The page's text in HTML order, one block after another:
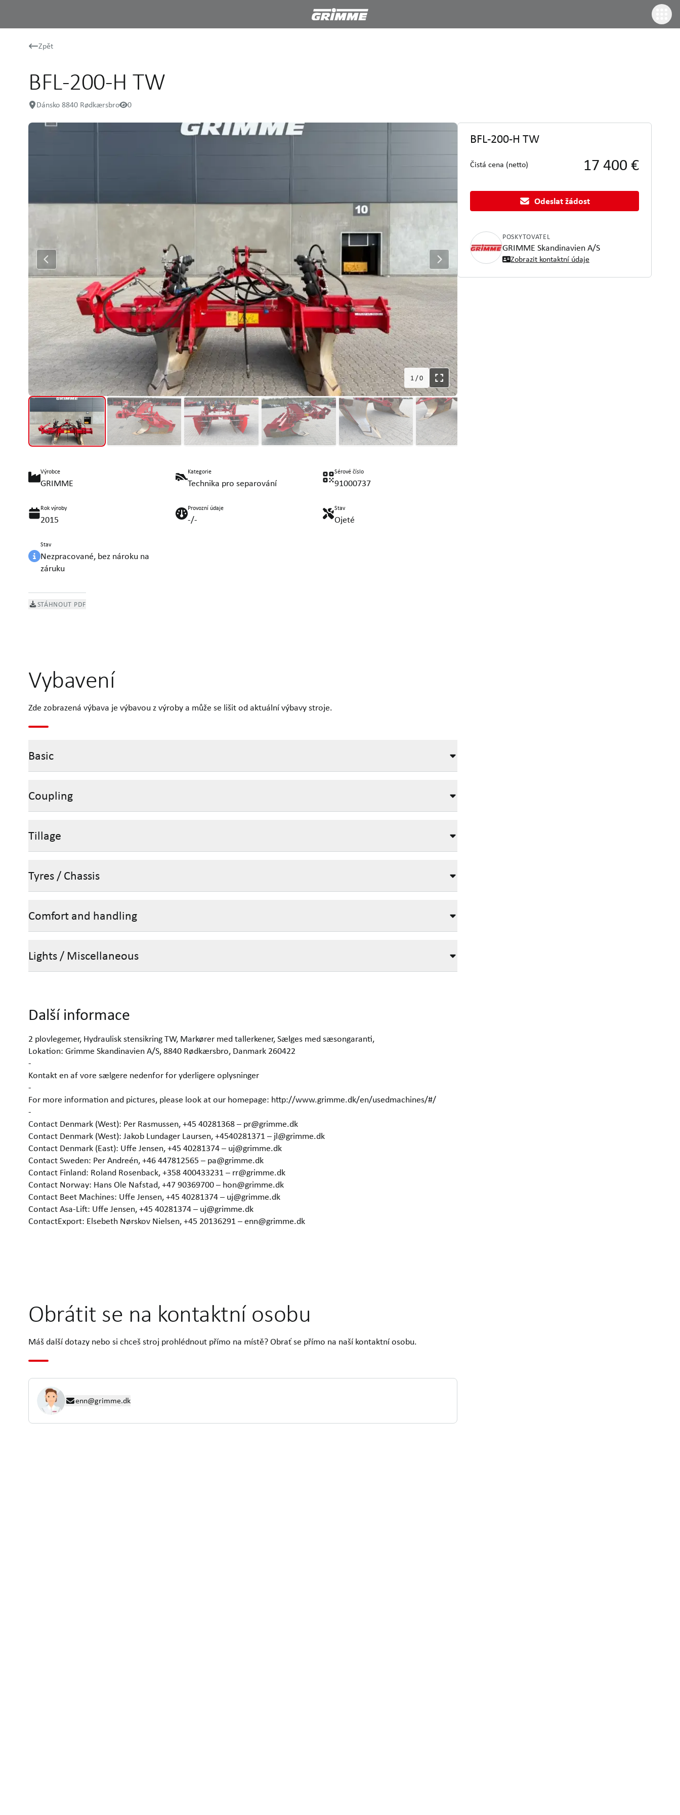
Zpět
BFL-200-H TW
Dánsko 8840 Rødkærsbro 0
1/0
Výrobce
GRIMME
Kategorie
Technika pro separování
Sérové číslo
91000737
Rok výroby
2015
Provozní údaje
-/-
Stav
Ojeté
Stav
Nezpracované, bez nároku na
záruku
STÁHNOUT PDF
Vybavení
Zde zobrazená výbava je výbavou z výroby a může se lišit od aktuální výbavy stroje.
Basic
Coupling
Tillage
Tyres / Chassis
Comfort and handling
Lights / Miscellaneous
Další informace
2 plovlegemer, Hydraulisk stensikring TW, Markører med tallerkener, Sælges med sæsongaranti,
Lokation: Grimme Skandinavien A/S, 8840 Rødkærsbro, Danmark 260422
-
Kontakt en af vore sælgere nedenfor for yderligere oplysninger
-
For more information and pictures, please look at our homepage: http://www.grimme.dk/en/usedmachines/#/
-
Contact Denmark (West): Per Rasmussen, +45 40281368 – pr@grimme.dk
Contact Denmark (West): Jakob Lundager Laursen, +4540281371 – jl@grimme.dk
Contact Denmark (East): Uffe Jensen, +45 40281374 – uj@grimme.dk
Contact Sweden: Per Andreén, +46 447812565 – pa@grimme.dk
Contact Finland: Roland Rosenback, +358 400433231 – rr@grimme.dk
Contact Norway: Hans Ole Nafstad, +47 90369700 – hon@grimme.dk
Contact Beet Machines: Uffe Jensen, +45 40281374 – uj@grimme.dk
Contact Asa-Lift: Uffe Jensen, +45 40281374 – uj@grimme.dk
ContactExport: Elsebeth Nørskov Nielsen, +45 20136291 – enn@grimme.dk
Obrátit se na kontaktní osobu
Máš další dotazy nebo si chceš stroj prohlédnout přímo na místě? Obrať se přímo na naší kontaktní osobu.
enn@grimme.dk
BFL-200-H TW
Čistá cena (netto) 17 400 €
Odeslat žádost
POSKYTOVATEL
GRIMME Skandinavien A/S
Zobrazit kontaktní údaje